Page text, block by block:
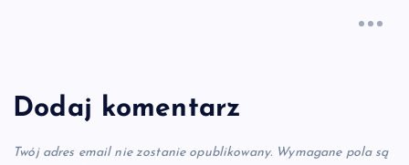
Dodaj komentarz
Twój adres email nie zostanie opublikowany. Wymagane pola są